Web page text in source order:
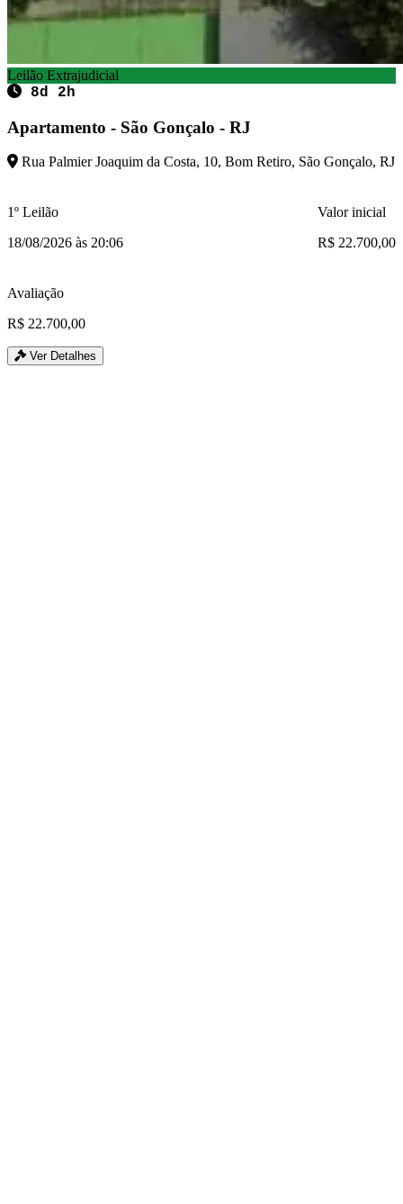
Leilão Extrajudicial
8d 2h
Apartamento - São Gonçalo - RJ
Rua Palmier Joaquim da Costa, 10, Bom Retiro, São Gonçalo, RJ
1º Leilão
18/08/2026 às 20:06
Valor inicial
R$ 22.700,00
Avaliação
R$ 22.700,00
Ver Detalhes